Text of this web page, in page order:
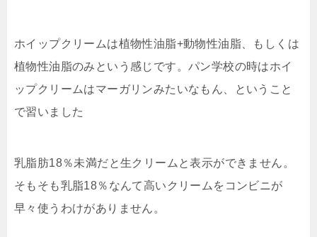
ホイップクリームは植物性油脂+動物性油脂、もしくは
植物性油脂のみという感じです。パン学校の時はホイ
ップクリームはマーガリンみたいなもん、ということ
で習いました
乳脂肪18％未満だと生クリームと表示ができません。
そもそも乳脂18％なんて高いクリームをコンビニが
早々使うわけがありません。